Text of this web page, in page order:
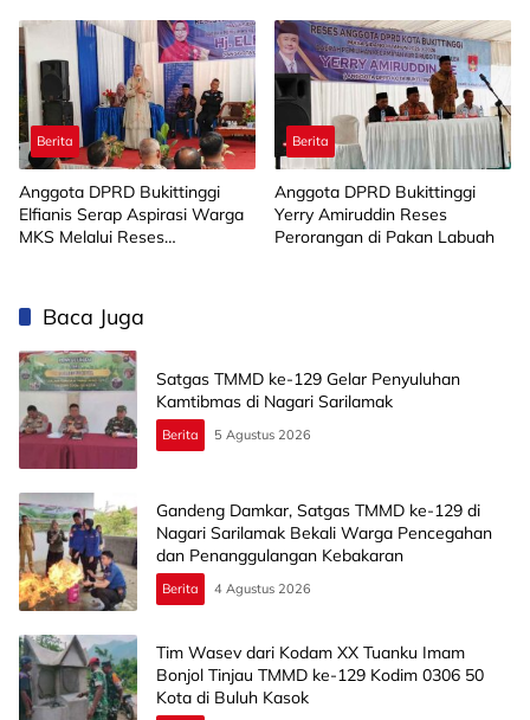
Berita
Anggota DPRD Bukittinggi
Elfianis Serap Aspirasi Warga
MKS Melalui Reses
Berita
Anggota DPRD Bukittinggi
Yerry Amiruddin Reses
Perorangan di Pakan Labuah
Baca Juga
Satgas TMMD ke-129 Gelar Penyuluhan
Kamtibmas di Nagari Sarilamak
Berita 5 Agustus 2026
Gandeng Damkar, Satgas TMMD ke-129 di
Nagari Sarilamak Bekali Warga Pencegahan
dan Penanggulangan Kebakaran
Berita 4 Agustus 2026
Tim Wasev dari Kodam XX Tuanku Imam
Bonjol Tinjau TMMD ke-129 Kodim 0306 50
Kota di Buluh Kasok